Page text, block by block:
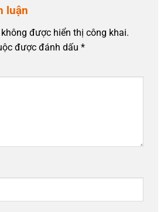
luận
được hiển thị công khai.
được đánh dấu *